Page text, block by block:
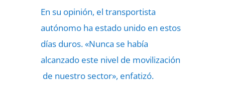
En su opinión, el transportista
autónomo ha estado unido en estos
días duros. «Nunca se había
alcanzado este nivel de movilización
de nuestro sector», enfatizó.